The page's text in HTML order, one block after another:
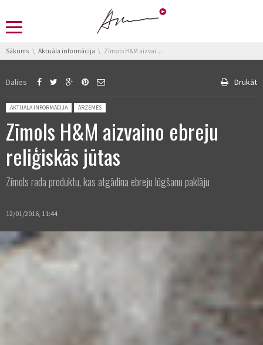
You are here:
Sākums Aktuāla informācija Zīmols H&M aizvaino ebreju reliģiskās jūtas
Dalies Drukāt
Posted in:
AKTUĀLA INFORMĀCIJA ĀRZEMĒS
Zīmols H&M aizvaino ebreju
reliģiskās jūtas
Zīmols rada produktu, kas atgādina ebreju lūgšanu paklāju
12/01/2016, 11:44